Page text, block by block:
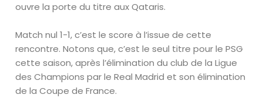
ouvre la porte du titre aux Qataris.
Match nul 1-1, c’est le score à l’issue de cette
rencontre. Notons que, c’est le seul titre pour le PSG
cette saison, après l’élimination du club de la Ligue
des Champions par le Real Madrid et son élimination
de la Coupe de France.